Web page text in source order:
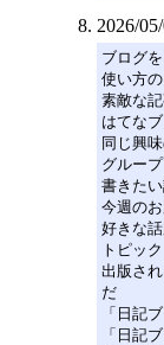
2026/
ブログ
使い方
素敵な
はてな
同じ興
グループ
書きた
今週の
好きな
トピック
出版さ
だ
「日記
「日記